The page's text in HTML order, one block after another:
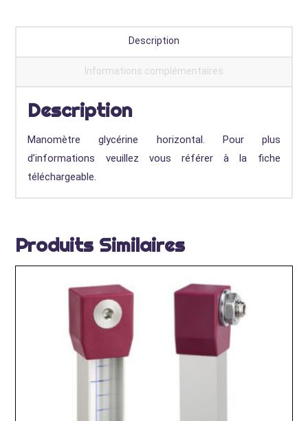
Description
Informations complémentaires
Description
Manomètre glycérine horizontal. Pour plus
d’informations veuillez vous référer à la fiche
téléchargeable.
Produits Similaires